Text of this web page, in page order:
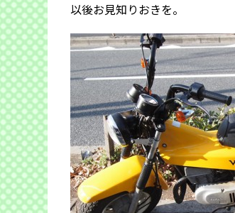
以後お見知りおきを。